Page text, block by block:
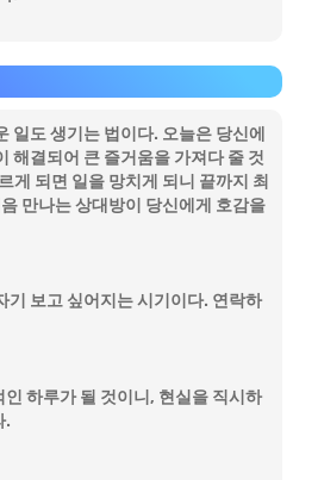
일도 생기는 법이다. 오늘은 당신에
해결되어 큰 즐거움을 가져다 줄 것
게 되면 일을 망치게 되니 끝까지 최
만나는 상대방이 당신에게 호감을
기 보고 싶어지는 시기이다. 연락하
하루가 될 것이니, 현실을 직시하
.